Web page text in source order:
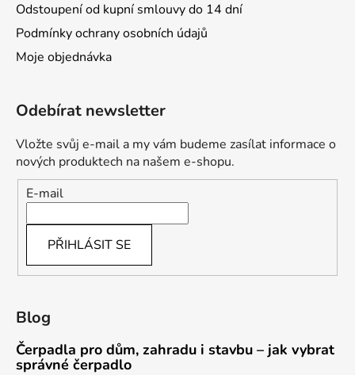
Odstoupení od kupní smlouvy do 14 dní
Podmínky ochrany osobních údajů
Moje objednávka
Odebírat newsletter
Vložte svůj e-mail a my vám budeme zasílat informace o
nových produktech na našem e-shopu.
E-mail
PŘIHLÁSIT SE
Blog
Čerpadla pro dům, zahradu i stavbu – jak vybrat
správné čerpadlo